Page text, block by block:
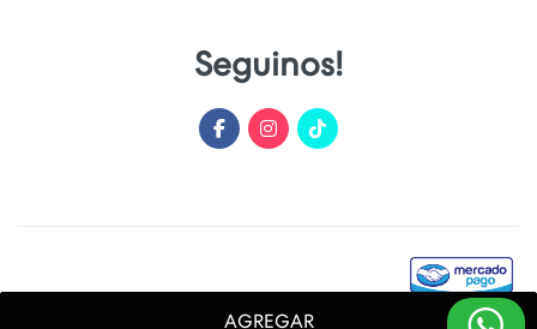
AGREGAR
Seguinos!